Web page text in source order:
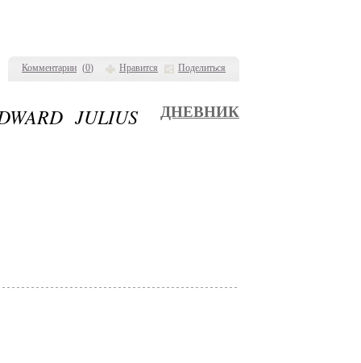
Комментарии (0) Нравится Поделиться
JULIUS ДНЕВНИК